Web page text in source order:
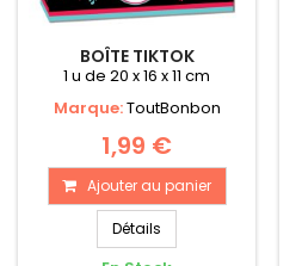
BOÎTE TIKTOK
1 u de 20 x 16 x 11 cm
Marque:ToutBonbon
1,99 €
Ajouter au panier
Détails